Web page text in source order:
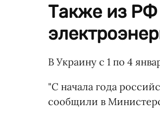
Также из
В Украину с 1 по 4
"С начала года
сообщили в